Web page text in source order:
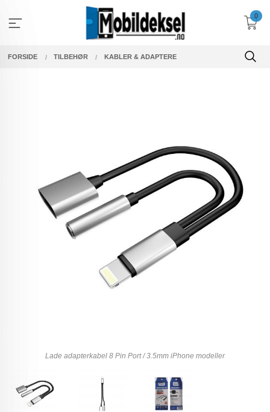
innholdet
0
FORSIDE TILBEHØR KABLER & ADAPTERE
Lade adapterkabel 8 Pin Port / 3.5mm iPhone modeller